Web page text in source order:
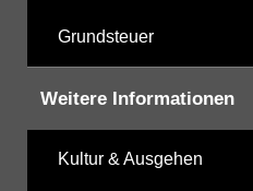
Grundsteuer
Weitere Informationen
Kultur & Ausgehen